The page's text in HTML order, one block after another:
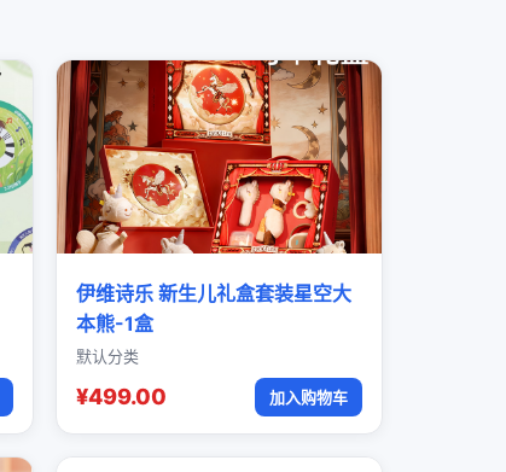
伊维诗乐 新生儿礼盒套装星空大
本熊-1盒
默认分类
¥499.00 加入购物车